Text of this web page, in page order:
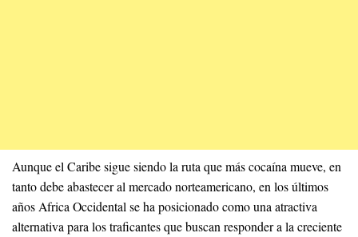
Aunque el Caribe sigue siendo la ruta que más cocaína mueve, en
tanto debe abastecer al mercado norteamericano, en los últimos
años Africa Occidental se ha posicionado como una atractiva
alternativa para los traficantes que buscan responder a la creciente